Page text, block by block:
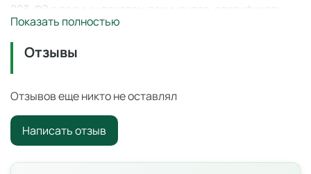
223-ФЗ с полным пакетом документов, сертификаты
ЕАЭС, гарантия производителя. Доставка по всей
России — 3–14 дней со склада в Ангарске.
Окружающий мир 3 класс (14 таблиц)
профессиональное учебное оборудование для
оснащения образовательных учреждений по ФГОС и
Приказу 838 Минпросвещения
Цена: 5 200 ₽ с НДС. Поставка по всей России для
Показать полностью
Отзывы
Отзывов еще никто не оставлял
Написать отзыв